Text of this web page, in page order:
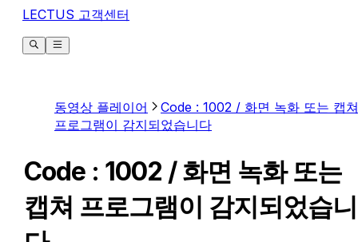
LECTUS 고객센터
동영상 플레이어
Code : 1002 / 화면 녹화 또는 캡쳐
프로그램이 감지되었습니다
Code : 1002 / 화면 녹화 또는
캡쳐 프로그램이 감지되었습니